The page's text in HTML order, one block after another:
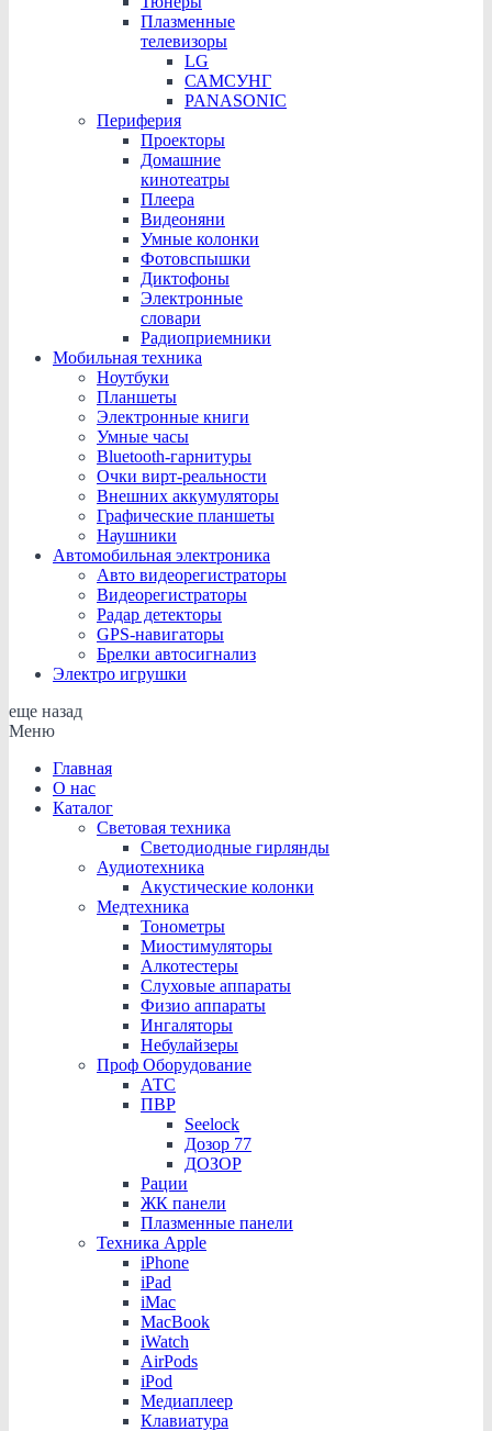
Плазменные
телевизоры
LG
САМСУНГ
PANASONIC
Периферия
Проекторы
Домашние
кинотеатры
Плеера
Видеоняни
Умные колонки
Фотовспышки
Диктофоны
Электронные
словари
Радиоприемники
Мобильная техника
Ноутбуки
Планшеты
Электронные книги
Умные часы
Bluetooth-гарнитуры
Очки вирт-реальности
Внешних аккумуляторы
Графические планшеты
Наушники
Автомобильная электроника
Авто видеорегистраторы
Видеорегистраторы
Радар детекторы
GPS-навигаторы
Брелки автосигнализ
Электро игрушки
еще назад
Меню
Главная
О нас
Каталог
Световая техника
Светодиодные гирлянды
Аудиотехника
Акустические колонки
Медтехника
Тонометры
Миостимуляторы
Алкотестеры
Слуховые аппараты
Физио аппараты
Ингаляторы
Небулайзеры
Проф Оборудование
АТС
ПВР
Seelock
Дозор 77
ДОЗОР
Рации
ЖК панели
Плазменные панели
Техника Apple
iPhone
iPad
iMac
MacBook
iWatch
AirPods
iPod
Медиаплеер
Клавиатура